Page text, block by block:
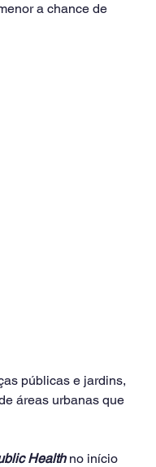
a chance de
públicas e jardins,
áreas urbanas que
Health no início